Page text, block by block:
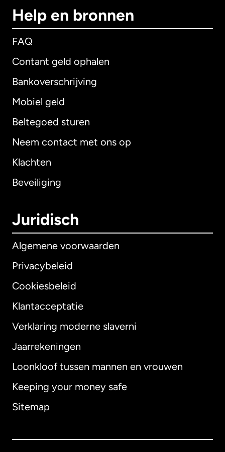
Help en bronnen
FAQ
Contant geld ophalen
Bankoverschrijving
Mobiel geld
Beltegoed sturen
Neem contact met ons op
Klachten
Beveiliging
Juridisch
Algemene voorwaarden
Privacybeleid
Cookiesbeleid
Klantacceptatie
Verklaring moderne slaverni
Jaarrekeningen
Loonkloof tussen mannen en vrouwen
Keeping your money safe
Sitemap
Internationaal English
Australië